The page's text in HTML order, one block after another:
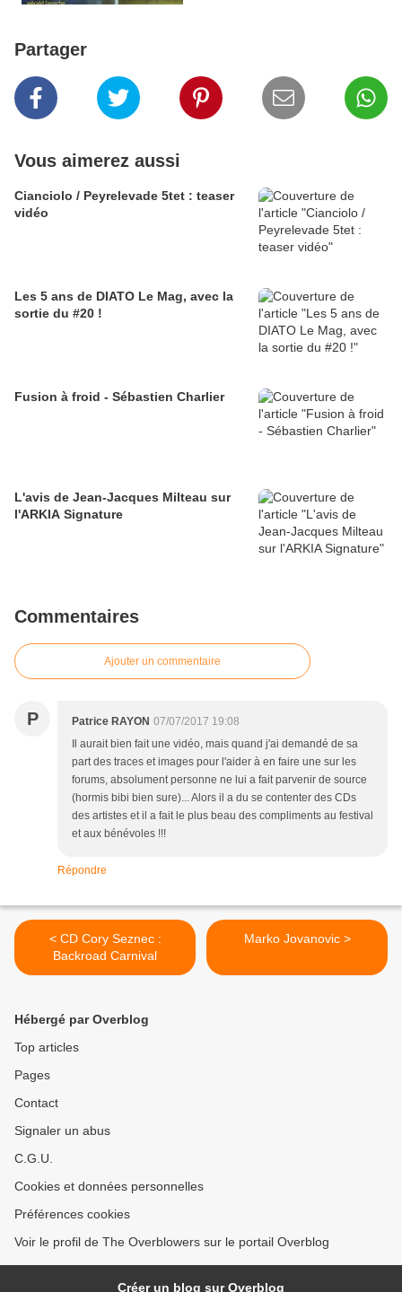
Partager
Vous aimerez aussi
Cianciolo / Peyrelevade 5tet : teaser
vidéo
Les 5 ans de DIATO Le Mag, avec la
sortie du #20 !
Fusion à froid - Sébastien Charlier
L'avis de Jean-Jacques Milteau sur
l'ARKIA Signature
Commentaires
Ajouter un commentaire
P Patrice RAYON 07/07/2017 19:08
Il aurait bien fait une vidéo, mais quand j'ai demandé de sa
part des traces et images pour l'aider à en faire une sur les
forums, absolument personne ne lui a fait parvenir de source
(hormis bibi bien sure)... Alors il a du se contenter des CDs
des artistes et il a fait le plus beau des compliments au festival
et aux bénévoles !!!
Répondre
< CD Cory Seznec :
Backroad Carnival
Marko Jovanovic >
Hébergé par Overblog
Top articles
Pages
Contact
Signaler un abus
C.G.U.
Cookies et données personnelles
Préférences cookies
Voir le profil de The Overblowers sur le portail Overblog
Créer un blog sur Overblog